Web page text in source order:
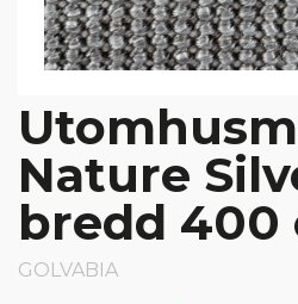
Nature
bredd 400
GOLVABIA